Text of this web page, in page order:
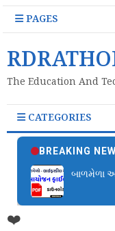
PAGES
The Education And
CATEGORIES
BREAKING
બાળમેળા
❤️